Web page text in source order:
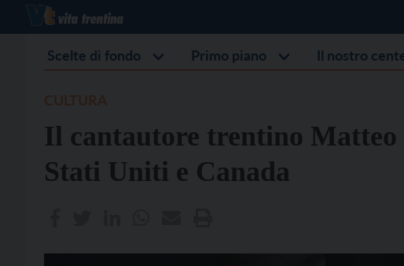
Scelte di fondo Primo piano Il nostro
Il cantautore trentino
Stati Uniti e Canada